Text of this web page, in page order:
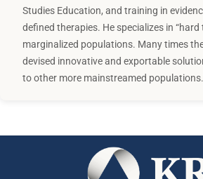
Studies Education, and training in
defined therapies. He specializes in “hard
marginalized populations. Many times
devised innovative and exportable
to other more mainstreamed populations.